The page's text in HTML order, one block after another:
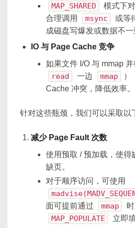
MAP_SHARED
模式下
合理调用
msync
或等
成磁盘写爆发或数据不一
IO 与 Page Cache 竞争
如果文件 I/O 与 mmap
read 一边 mmap
）
Cache 冲突，降低效率。
针对这些瓶颈，我们可以采取以
减少 Page Fault 次数
使用预取 / 预加载，使得
缺页。
对于顺序访问，可使用
面可提前通过
mmap
MAP_POPULATE
立即